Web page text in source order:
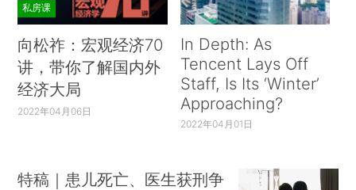
私房课
向松祚：宏观经济70
讲，带你了解国内外
经济大局
2022年04月06日
In Depth: As
Tencent Lays Off
Staff, Is Its ‘Winter’
Approaching?
2022年04月01日
特稿｜患儿死亡、医生获刑争